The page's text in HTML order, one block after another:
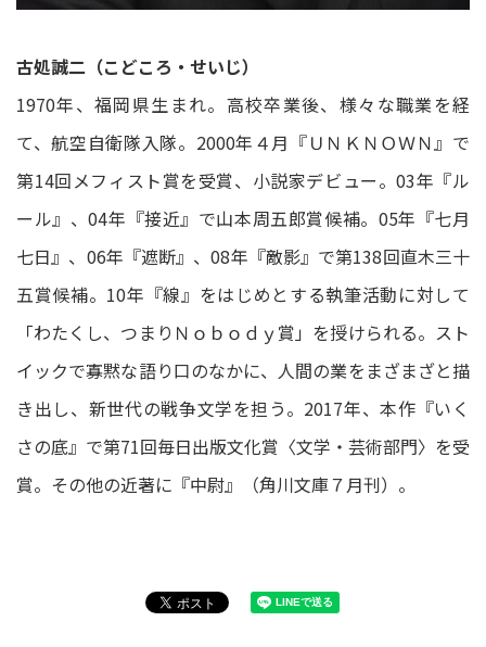
古処誠二（こどころ・せいじ）
1970年、福岡県生まれ。高校卒業後、様々な職業を経
て、航空自衛隊入隊。2000年４月『ＵＮＫＮＯＷＮ』で
第14回メフィスト賞を受賞、小説家デビュー。03年『ル
ール』、04年『接近』で山本周五郎賞候補。05年『七月
七日』、06年『遮断』、08年『敵影』で第138回直木三十
五賞候補。10年『線』をはじめとする執筆活動に対して
「わたくし、つまりＮｏｂｏｄｙ賞」を授けられる。スト
イックで寡黙な語り口のなかに、人間の業をまざまざと描
き出し、新世代の戦争文学を担う。2017年、本作『いく
さの底』で第71回毎日出版文化賞〈文学・芸術部門〉を受
賞。その他の近著に『中尉』（角川文庫７月刊）。